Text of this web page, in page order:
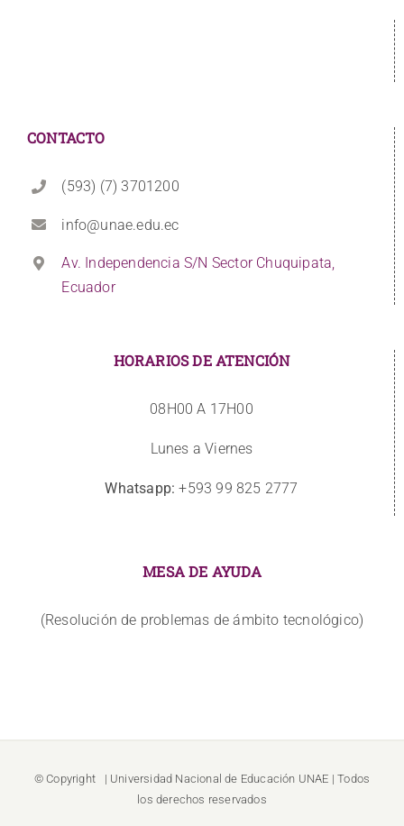
CONTACTO
(593) (7) 3701200
info@unae.edu.ec
Av. Independencia S/N Sector Chuquipata,
Ecuador
HORARIOS DE ATENCIÓN
08H00 A 17H00
Lunes a Viernes
Whatsapp: +593 99 825 2777
MESA DE AYUDA
(Resolución de problemas de ámbito tecnológico)
© Copyright | Universidad Nacional de Educación UNAE | Todos
los derechos reservados